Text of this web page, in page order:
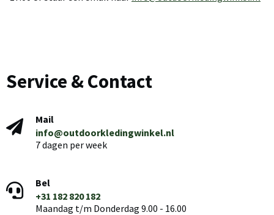
Service & Contact
Mail
info@outdoorkledingwinkel.nl
7 dagen per week
Bel
+31 182 820 182
Maandag t/m Donderdag 9.00 - 16.00